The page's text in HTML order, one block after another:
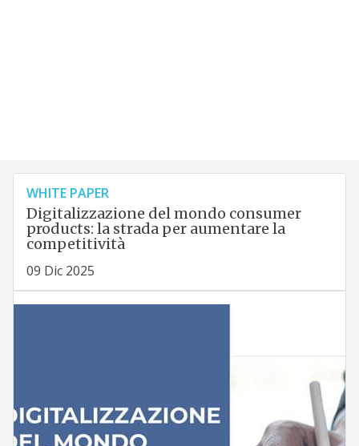
WHITE PAPER
Digitalizzazione del mondo consumer
products: la strada per aumentare la
competitività
09 Dic 2025